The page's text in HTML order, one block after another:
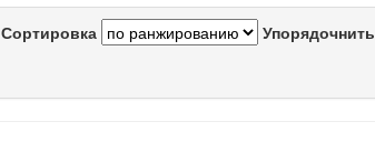
Сортировка Упорядочнить